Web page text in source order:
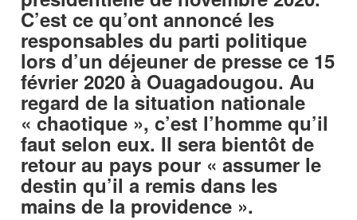
C’est ce qu’ont annoncé les
responsables du parti politique
lors d’un déjeuner de presse ce 15
février 2020 à Ouagadougou. Au
regard de la situation nationale
« chaotique », c’est l’homme qu’il
faut selon eux. Il sera bientôt de
retour au pays pour « assumer le
destin qu’il a remis dans les
mains de la providence ».